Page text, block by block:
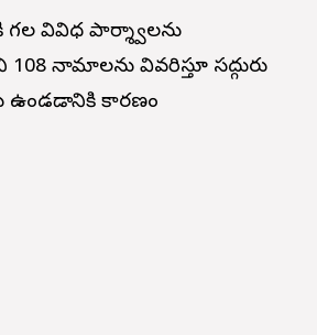
గల వివిధ పార్శ్వాలను
నామాలను వివరిస్తూ సద్గురు
ఉండడానికి కారణం